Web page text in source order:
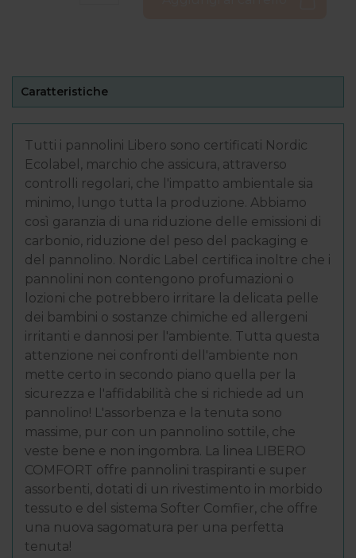
Caratteristiche
Tutti i pannolini Libero sono certificati Nordic
Ecolabel, marchio che assicura, attraverso
controlli regolari, che l'impatto ambientale sia
minimo, lungo tutta la produzione. Abbiamo
così garanzia di una riduzione delle emissioni di
carbonio, riduzione del peso del packaging e
del pannolino. Nordic Label certifica inoltre che i
pannolini non contengono profumazioni o
lozioni che potrebbero irritare la delicata pelle
dei bambini o sostanze chimiche ed allergeni
irritanti e dannosi per l'ambiente. Tutta questa
attenzione nei confronti dell'ambiente non
mette certo in secondo piano quella per la
sicurezza e l'affidabilità che si richiede ad un
pannolino! L'assorbenza e la tenuta sono
massime, pur con un pannolino sottile, che
veste bene e non ingombra. La linea LIBERO
COMFORT offre pannolini traspiranti e super
assorbenti, dotati di un rivestimento in morbido
tessuto e del sistema Softer Comfier, che offre
una nuova sagomatura per una perfetta
tenuta!